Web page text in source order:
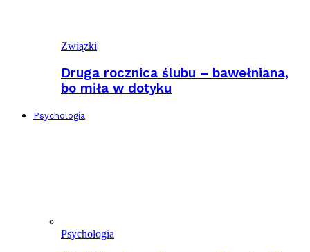
Związki
Druga rocznica ślubu – bawełniana,
bo miła w dotyku
Psychologia
Psychologia